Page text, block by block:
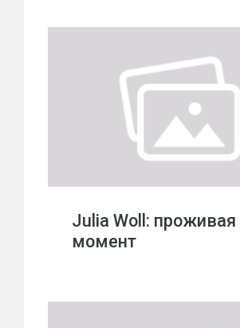
Julia Woll: проживая
момент